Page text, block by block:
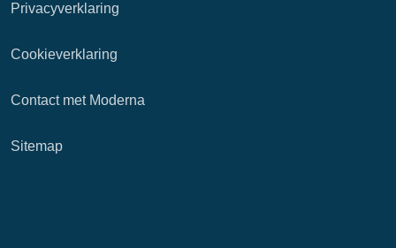
Privacyverklaring
Cookieverklaring
Contact met Moderna
Sitemap